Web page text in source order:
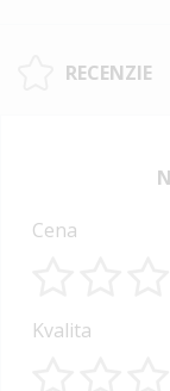
RECENZIE
Cena
star
stars
stars
stars
stars
Kvalita